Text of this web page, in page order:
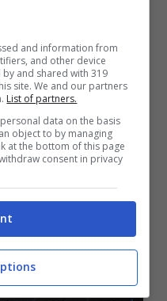
Gravina sul
cambiamenti”
and information from
and other device
and shared with 319
site. We and our partners
List of partners.
data on the basis
object to by managing
at the bottom of this page
consent in privacy